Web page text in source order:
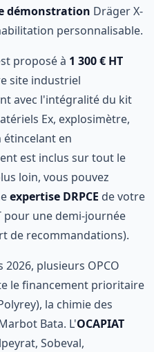
démonstration Dräger X-
personnalisable.
proposé à 1 300 € HT
site industriel
avec l'intégralité du kit
Ex, explosimètre,
en
est inclus sur tout le
loin, vous pouvez
expertise DRPCE de votre
pour une demi-journée
de recommandations).
plusieurs OPCO
le financement prioritaire
la chimie des
Bata. L'OCAPIAT
Sobeval,